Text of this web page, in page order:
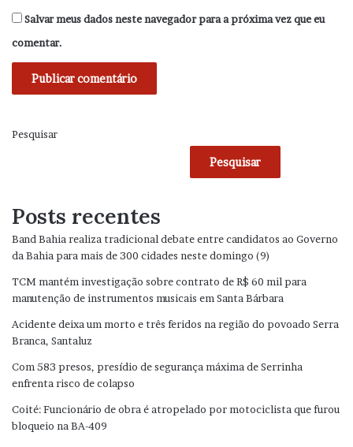
Salvar meus dados neste navegador para a próxima vez que eu
comentar.
Pesquisar
Pesquisar
Posts recentes
Band Bahia realiza tradicional debate entre candidatos ao Governo
da Bahia para mais de 300 cidades neste domingo (9)
TCM mantém investigação sobre contrato de R$ 60 mil para
manutenção de instrumentos musicais em Santa Bárbara
Acidente deixa um morto e três feridos na região do povoado Serra
Branca, Santaluz
Com 583 presos, presídio de segurança máxima de Serrinha
enfrenta risco de colapso
Coité: Funcionário de obra é atropelado por motociclista que furou
bloqueio na BA-409